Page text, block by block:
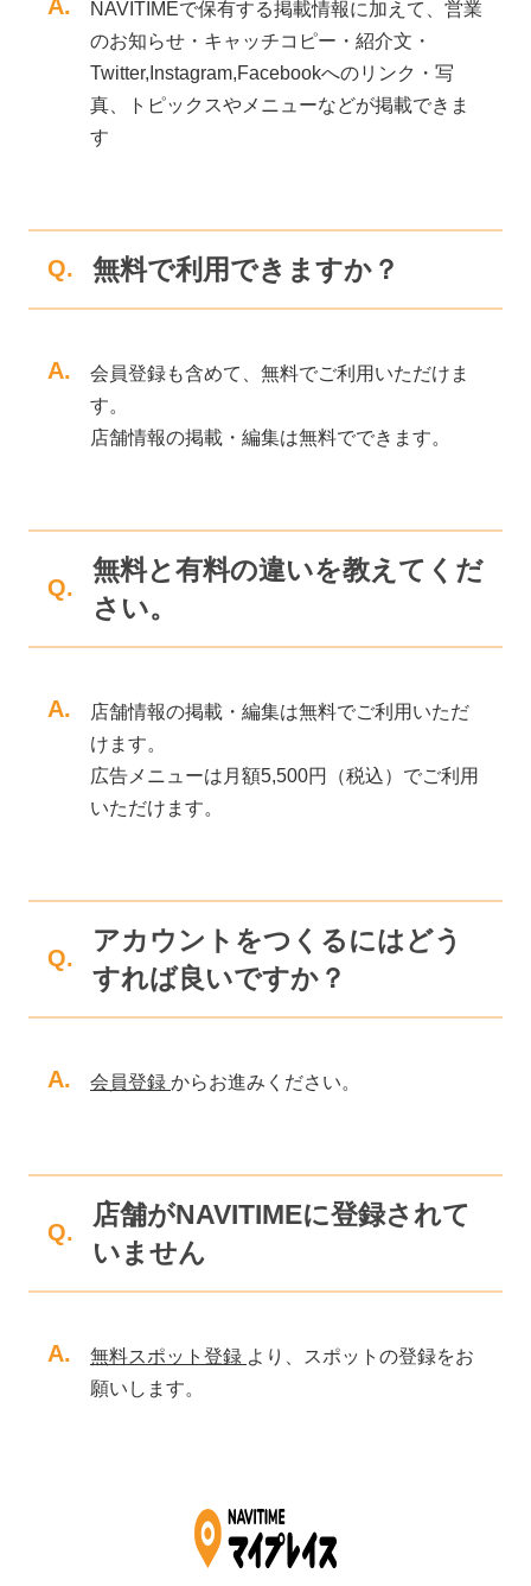
A.
NAVITIMEで保有する掲載情報に加えて、営業
のお知らせ・キャッチコピー・紹介文・
Twitter,Instagram,Facebookへのリンク・写
真、トピックスやメニューなどが掲載できま
す
Q. 無料で利用できますか？
A.
会員登録も含めて、無料でご利用いただけま
す。
店舗情報の掲載・編集は無料でできます。
Q.
無料と有料の違いを教えてくだ
さい。
A.
店舗情報の掲載・編集は無料でご利用いただ
けます。
広告メニューは月額5,500円（税込）でご利用
いただけます。
Q.
アカウントをつくるにはどう
すれば良いですか？
A. 会員登録 からお進みください。
Q.
店舗がNAVITIMEに登録されて
いません
A. 無料スポット登録 より、スポットの登録をお
願いします。